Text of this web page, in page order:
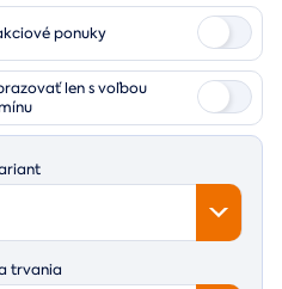
ponuky
len s voľbou
trvania